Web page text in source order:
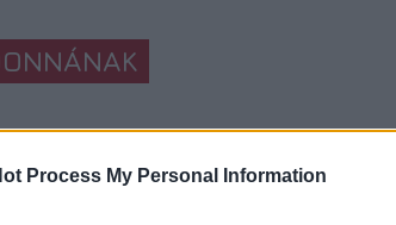
Process My Personal Information2009. 05. 24.